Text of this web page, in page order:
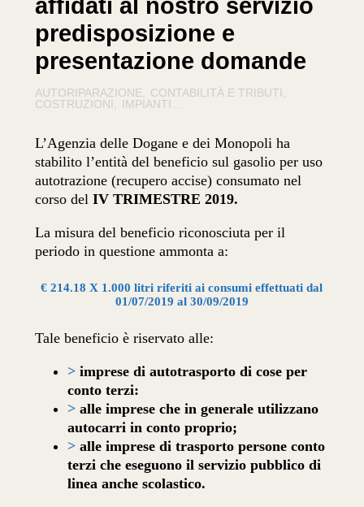
affidati al nostro servizio
predisposizione e
presentazione domande
AUTORIPARAZIONE
CONTABILITÀ E TRIBUTI
COSTRUZIONI
IMPIANTI
L’Agenzia delle Dogane e dei Monopoli ha
stabilito l’entità del beneficio sul gasolio per uso
autotrazione (recupero accise) consumato nel
corso delIV TRIMESTRE 2019.
La misura del beneficio riconosciuta per il
periodo in questione ammonta a:
€ 214.18 X 1.000 litri riferiti ai consumi effettuati dal
01/07/2019 al 30/09/2019
Tale beneficio è riservato alle:
> imprese di autotrasporto di cose per
conto terzi:
> alle imprese che in generale utilizzano
autocarri in conto proprio;
> alle imprese di trasporto persone conto
terzi che eseguono il servizio pubblico di
linea anche scolastico.